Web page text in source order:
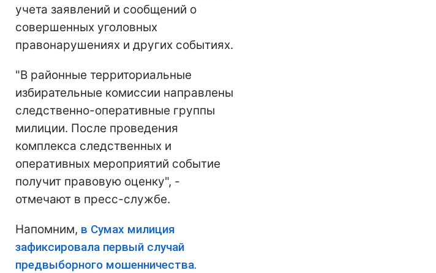
учета заявлений и сообщений о
совершенных уголовных
правонарушениях и других событиях.
"В районные территориальные
избирательные комиссии направлены ​​
следственно-оперативные группы
милиции. После проведения
комплекса следственных и
оперативных мероприятий событие
получит правовую оценку", -
отмечают в пресс-службе.
Напомним, в Сумах милиция
зафиксировала первый случай
предвыборного мошенничества.